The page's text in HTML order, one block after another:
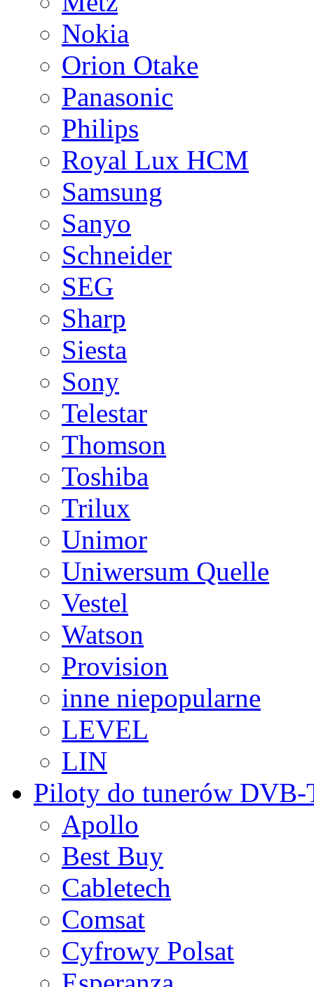
Nokia
Orion Otake
Panasonic
Philips
Royal Lux HCM
Samsung
Sanyo
Schneider
SEG
Sharp
Siesta
Sony
Telestar
Thomson
Toshiba
Trilux
Unimor
Uniwersum Quelle
Vestel
Watson
Provision
inne niepopularne
LEVEL
LIN
Piloty do tunerów DVB-
Apollo
Best Buy
Cabletech
Comsat
Cyfrowy Polsat